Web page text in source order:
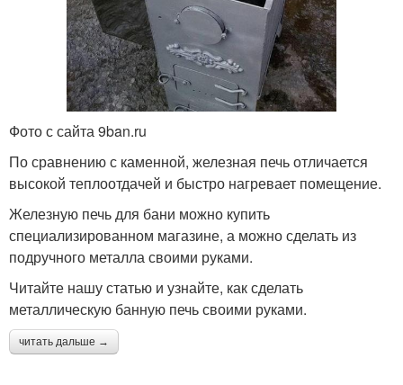
Фото с сайта 9ban.ru
По сравнению с каменной, железная печь отличается
высокой теплоотдачей и быстро нагревает помещение.
Железную печь для бани можно купить
специализированном магазине, а можно сделать из
подручного металла своими руками.
Читайте нашу статью и узнайте, как сделать
металлическую банную печь своими руками.
читать дальше →